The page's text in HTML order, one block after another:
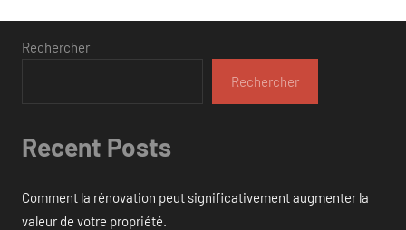
des
publications
Rechercher
Rechercher
Recent Posts
Comment la rénovation peut significativement augmenter la
valeur de votre propriété.